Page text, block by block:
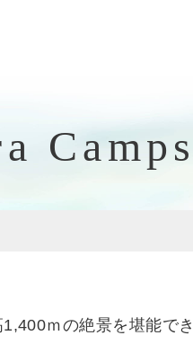
ｍの絶景を堪能で